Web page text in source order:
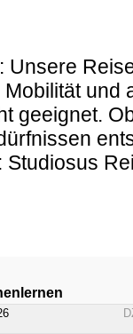
Unsere
und
geeignet.
Studiosus